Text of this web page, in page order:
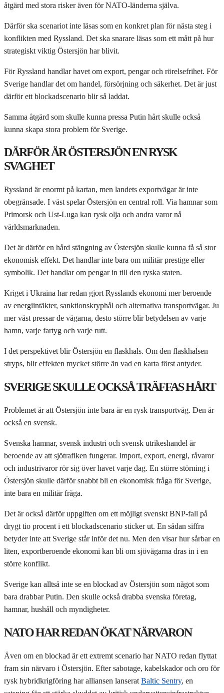
åtgärd med stora risker även för NATO-länderna själva.
Därför ska scenariot inte läsas som en konkret plan för nästa steg i
konflikten med Ryssland. Det ska snarare läsas som ett mått på hur
strategiskt viktig Östersjön har blivit.
För Ryssland handlar havet om export, pengar och rörelsefrihet. För
Sverige handlar det om handel, försörjning och säkerhet. Det är just
därför ett blockadscenario blir så laddat.
Samma åtgärd som skulle kunna pressa Putin hårt skulle också
kunna skapa stora problem för Sverige.
DÄRFÖR ÄR ÖSTERSJÖN EN RYSK
SVAGHET
Ryssland är enormt på kartan, men landets exportvägar är inte
obegränsade. I väst spelar Östersjön en central roll. Via hamnar som
Primorsk och Ust-Luga kan rysk olja och andra varor nå
världsmarknaden.
Det är därför en hård stängning av Östersjön skulle kunna få så stor
ekonomisk effekt. Det handlar inte bara om militär prestige eller
symbolik. Det handlar om pengar in till den ryska staten.
Kriget i Ukraina har redan gjort Rysslands ekonomi mer beroende
av energiintäkter, sanktionskryphål och alternativa transportvägar. Ju
mer väst pressar de vägarna, desto större blir betydelsen av varje
hamn, varje fartyg och varje rutt.
I det perspektivet blir Östersjön en flaskhals. Om den flaskhalsen
stryps, blir effekten mycket större än vad en karta först antyder.
SVERIGE SKULLE OCKSÅ TRÄFFAS HÅRT
Problemet är att Östersjön inte bara är en rysk transportväg. Den är
också en svensk.
Svenska hamnar, svensk industri och svensk utrikeshandel är
beroende av att sjötrafiken fungerar. Import, export, energi, råvaror
och industrivaror rör sig över havet varje dag. En större störning i
Östersjön skulle därför snabbt bli en ekonomisk fråga för Sverige,
inte bara en militär fråga.
Det är också därför uppgiften om ett möjligt svenskt BNP-fall på
drygt tio procent i ett blockadscenario sticker ut. En sådan siffra
betyder inte att Sverige står inför det nu. Men den visar hur sårbar en
liten, exportberoende ekonomi kan bli om sjövägarna dras in i en
större konflikt.
Sverige kan alltså inte se en blockad av Östersjön som något som
bara drabbar Putin. Den skulle också drabba svenska företag,
hamnar, hushåll och myndigheter.
NATO HAR REDAN ÖKAT NÄRVARON
Även om en blockad är ett extremt scenario har NATO redan flyttat
fram sin närvaro i Östersjön. Efter sabotage, kabelskador och oro för
rysk hybridkrigföring har alliansen lanserat Baltic Sentry, en